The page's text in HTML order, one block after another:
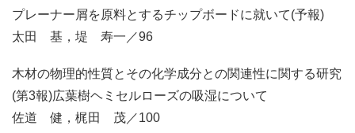
プレーナー屑を原料とするチップボードに就いて(予報)
太田 基，堤 寿一／96
木材の物理的性質とその化学成分との関連性に関する研究
(第3報)広葉樹ヘミセルローズの吸湿について
佐道 健，梶田 茂／100